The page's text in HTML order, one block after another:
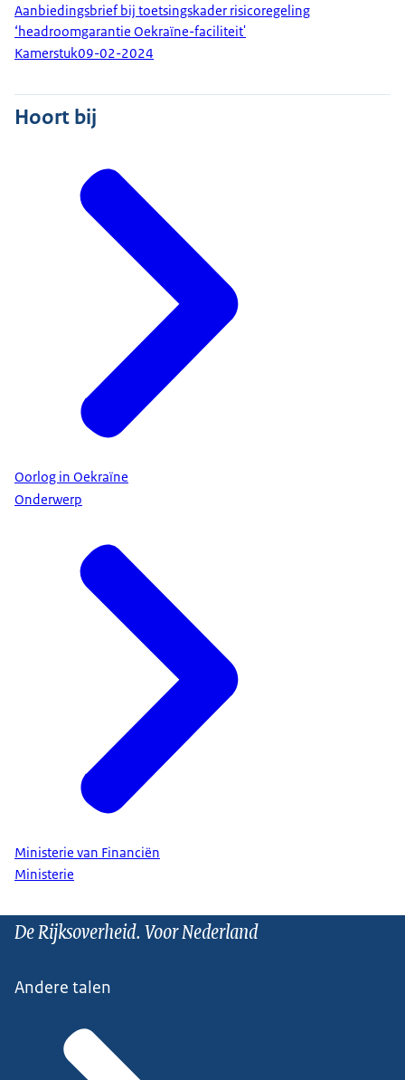
Aanbiedingsbrief bij toetsingskader risicoregeling
‘headroomgarantie Oekraïne-faciliteit'
Kamerstuk09-02-2024
Hoort bij
Oorlog in Oekraïne
Onderwerp
Ministerie van Financiën
Ministerie
De Rijksoverheid. Voor Nederland
Andere talen